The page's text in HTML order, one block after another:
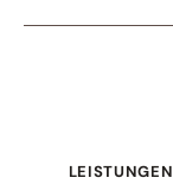
LEISTUNGEN